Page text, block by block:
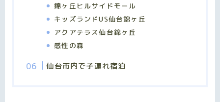
錦ヶ丘ヒルサイドモール
キッズランドUS仙台錦ヶ丘
アクアテラス仙台錦ヶ丘
感性の森
仙台市内で子連れ宿泊